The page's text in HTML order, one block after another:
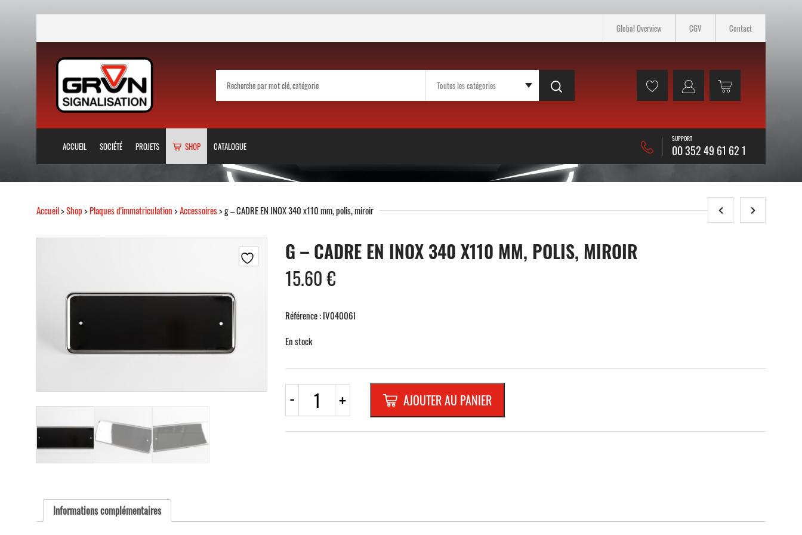
Global Overview CGV Contact
ACCUEIL SOCIÉTÉ PROJETS SHOP CATALOGUE
SUPPORT
00 352 49 61 62 1
Accueil>Shop>Plaques d'immatriculation>Accessoires> g – CADRE EN INOX 340 x110 mm, polis, miroir
G – CADRE EN INOX 340 X110 MM, POLIS, MIROIR
15.60€
Référence : IV04006I
En stock
- quantité
g
miroir
+ AJOUTER AU PANIER
Informations complémentaires